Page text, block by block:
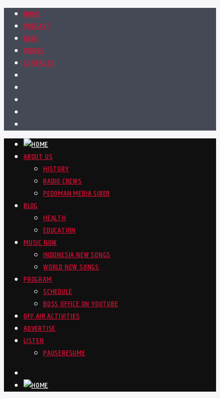
HOME
PODCAST
BLOG
VIDEOS
CONTACTS
ABOUT US
HISTORY
RADIO CREWS
PEDOMAN MEDIA SIBER
BLOG
HEALTH
EDUCATION
MUSIC NOW
INDONESIA NEW SONGS
WORLD NEW SONGS
PROGRAM
SCHEDULE
BOSS OFFICE ON YOUTUBE
OFF AIR ACTIVITIES
ADVERTISE
LISTEN
PAUSERESUME